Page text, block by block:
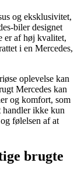
og eksklusivitet,
biler designet
er af høj kvalitet,
i en Mercedes,
oplevelse kan
Mercedes kan
og komfort, som
handler ikke kun
følelsen af at
brugte